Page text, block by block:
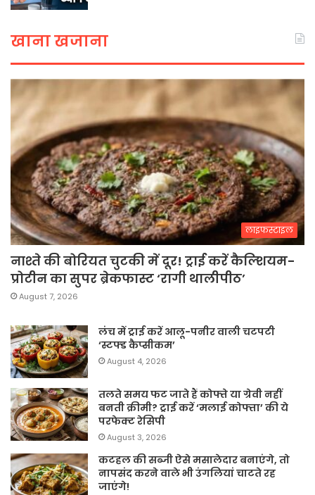
खाना खजाना
लाइफस्टाइल
नाश्ते की बोरियत चुटकी में दूर! ट्राई करें कैल्शियम-
प्रोटीन का सुपर ब्रेकफास्ट ‘रागी थालीपीठ’
August 7, 2026
लंच में ट्राई करें आलू-पनीर वाली चटपटी
‘स्टफ्ड कैप्सीकम’
August 4, 2026
तलते समय फट जाते हैं कोफ्ते या ग्रेवी नहीं
बनती क्रीमी? ट्राई करें ‘मलाई कोफ्ता’ की ये
परफेक्ट रेसिपी
August 3, 2026
कटहल की सब्जी ऐसे मसालेदार बनाएंगे, तो
नापसंद करने वाले भी उंगलियां चाटते रह
जाएंगे!